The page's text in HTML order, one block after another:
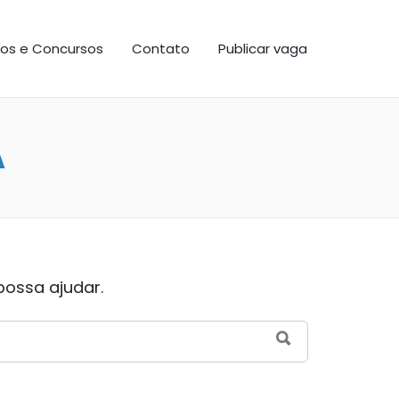
e Concursos Contato Publicar vaga
ajudar.